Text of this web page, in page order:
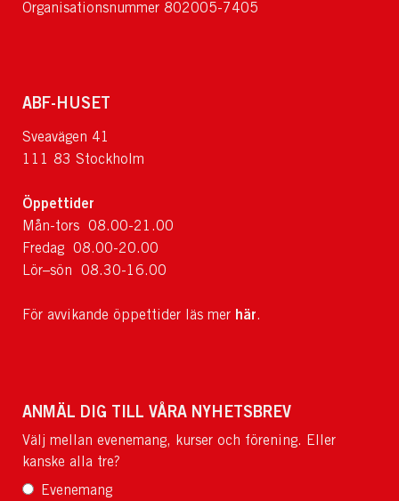
Organisationsnummer 802005-7405
ABF-HUSET
Sveavägen 41
111 83 Stockholm
Öppettider
Mån-tors 08.00-21.00
Fredag 08.00-20.00
Lör–sön 08.30-16.00
För avvikande öppettider läs mer här.
ANMÄL DIG TILL VÅRA NYHETSBREV
Välj mellan evenemang, kurser och förening. Eller
kanske alla tre?
Evenemang